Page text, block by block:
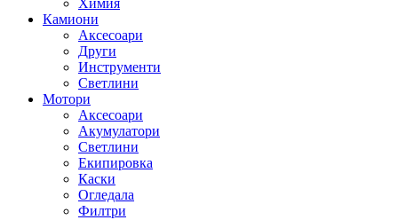
Химия
Камиони
Аксесоари
Други
Инструменти
Светлини
Мотори
Аксесоари
Акумулатори
Светлини
Екипировка
Каски
Огледала
Филтри